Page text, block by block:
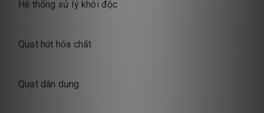
Hệ thống xử lý khói độc
Quạt hút hóa chất
Quạt dân dụng